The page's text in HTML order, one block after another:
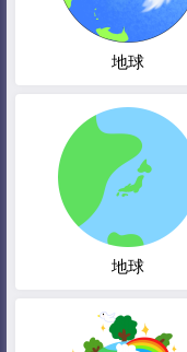
地球
地球